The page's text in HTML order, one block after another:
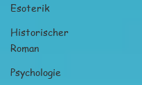
Esoterik
Historischer
Roman
Psychologie